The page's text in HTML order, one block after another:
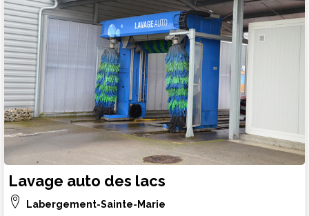
Lavage auto des lacs
Labergement-Sainte-Marie